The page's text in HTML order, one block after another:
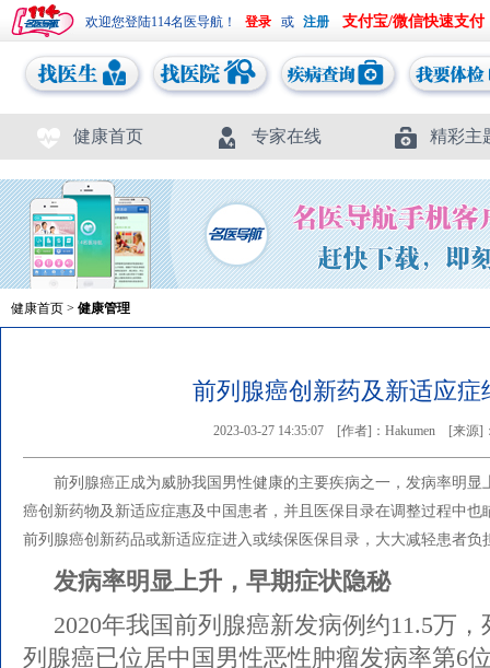
欢迎您登陆114名医导航！ 或 支付宝/微信快速支付
健康首页 专家在线 精彩主
健康首页 > 健康管理
前列腺癌创新药及新适应症
2023-03-27 14:35:07 [作者]：Hakumen [来源]
前列腺癌正成为威胁我国男性健康的主要疾病之一，发病率明
癌创新药物及新适应症惠及中国患者，并且医保目录在调整过程中
前列腺癌创新药品或新适应症进入或续保医保目录，大大减轻患者负
发病率明显上升，早期症状隐秘
2020年我国前列腺癌新发病例约11.5万
列腺癌已位居中国男性恶性肿瘤发病率第6